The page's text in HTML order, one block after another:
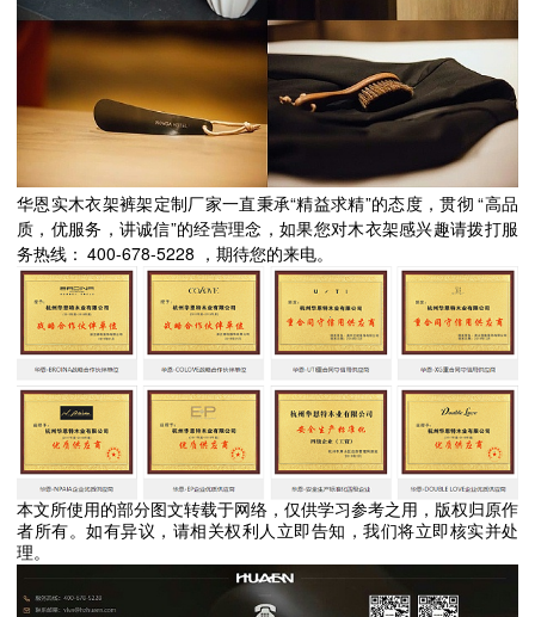
华恩实木衣架裤架定制厂家一直秉承“精益求精”的态度，贯彻 “高品
质，优服务，讲诚信”的经营理念，如果您对木衣架感兴趣请拨打服
务热线： 400-678-5228 ，期待您的来电。
本文所使用的部分图文转载于网络，仅供学习参考之用，版权归原作
者所有。如有异议，请相关权利人立即告知，我们将立即核实并处
理。